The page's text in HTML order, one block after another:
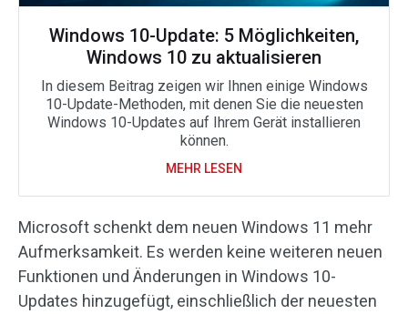
Windows 10-Update: 5 Möglichkeiten,
Windows 10 zu aktualisieren
In diesem Beitrag zeigen wir Ihnen einige Windows
10-Update-Methoden, mit denen Sie die neuesten
Windows 10-Updates auf Ihrem Gerät installieren
können.
MEHR LESEN
Microsoft schenkt dem neuen Windows 11 mehr
Aufmerksamkeit. Es werden keine weiteren neuen
Funktionen und Änderungen in Windows 10-
Updates hinzugefügt, einschließlich der neuesten